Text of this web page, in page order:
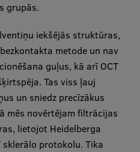
grupās.
iekšējās struktūras,
metode un nav
guļus, kā arī OCT
Tas viss ļauj
un sniedz precīzākus
mēs novērtējam filtrācijas
lietojot Heidelberga
sklerālo protokolu. Tika